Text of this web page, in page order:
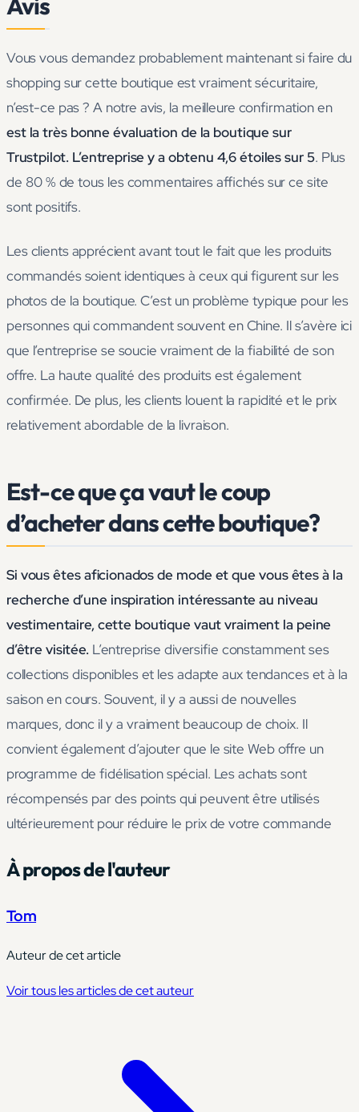
Vous vous demandez probablement maintenant si faire du
shopping sur cette boutique est vraiment sécuritaire,
n’est-ce pas ? A notre avis, la meilleure confirmation en
est la très bonne évaluation de la boutique sur
Trustpilot. L’entreprise y a obtenu 4,6 étoiles sur 5. Plus
de 80 % de tous les commentaires affichés sur ce site
sont positifs.
Les clients apprécient avant tout le fait que les produits
commandés soient identiques à ceux qui figurent sur les
photos de la boutique. C’est un problème typique pour les
personnes qui commandent souvent en Chine. Il s’avère ici
que l’entreprise se soucie vraiment de la fiabilité de son
offre. La haute qualité des produits est également
confirmée. De plus, les clients louent la rapidité et le prix
relativement abordable de la livraison.
Est-ce que ça vaut le coup
d’acheter dans cette boutique?
Si vous êtes aficionados de mode et que vous êtes à la
recherche d’une inspiration intéressante au niveau
vestimentaire, cette boutique vaut vraiment la peine
d’être visitée. L’entreprise diversifie constamment ses
collections disponibles et les adapte aux tendances et à la
saison en cours. Souvent, il y a aussi de nouvelles
marques, donc il y a vraiment beaucoup de choix. Il
convient également d’ajouter que le site Web offre un
programme de fidélisation spécial. Les achats sont
récompensés par des points qui peuvent être utilisés
ultérieurement pour réduire le prix de votre commande
À propos de l'auteur
Tom
Auteur de cet article
Voir tous les articles de cet auteur